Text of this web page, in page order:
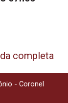
completa
- Coronel